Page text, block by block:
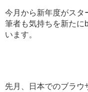
今月から新年度がスタ
筆者も気持ちを新た
います。
先月、日本でのブラ